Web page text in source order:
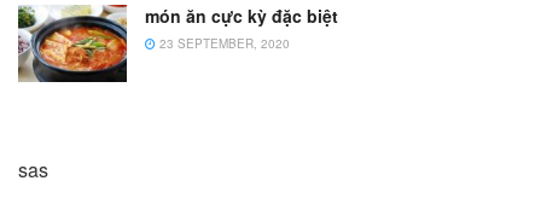
món ăn cực kỳ đặc biệt
23 SEPTEMBER, 2020
sas